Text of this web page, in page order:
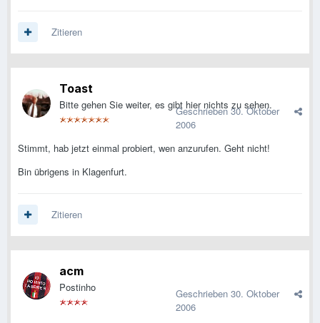
Zitieren
Toast
Bitte gehen Sie weiter, es gibt hier nichts zu sehen.
Geschrieben 30. Oktober
2006
Stimmt, hab jetzt einmal probiert, wen anzurufen. Geht nicht!
Bin übrigens in Klagenfurt.
Zitieren
acm
Postinho Geschrieben 30. Oktober
2006